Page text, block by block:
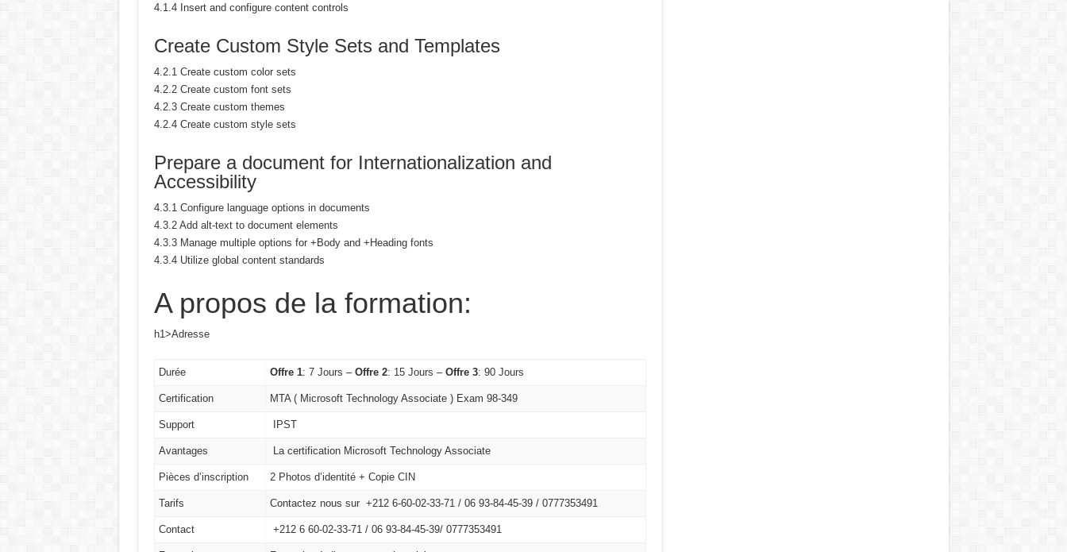
4.1.4 Insert and configure content controls
Create Custom Style Sets and Templates
4.2.1 Create custom color sets
4.2.2 Create custom font sets
4.2.3 Create custom themes
4.2.4 Create custom style sets
Prepare a document for Internationalization and
Accessibility
4.3.1 Configure language options in documents
4.3.2 Add alt-text to document elements
4.3.3 Manage multiple options for +Body and +Heading fonts
4.3.4 Utilize global content standards
A propos de la formation:
h1>Adresse
Durée Offre 1: 7 Jours – Offre 2: 15 Jours – Offre 3: 90 Jours
Certification MTA ( Microsoft Technology Associate ) Exam 98-349
Support IPST
Avantages La certification Microsoft Technology Associate
Pièces d’inscription 2 Photos d’identité + Copie CIN
Tarifs Contactez nous sur +212 6-60-02-33-71 / 06 93-84-45-39 / 0777353491
Contact +212 6 60-02-33-71 /06 93-84-45-39/0777353491